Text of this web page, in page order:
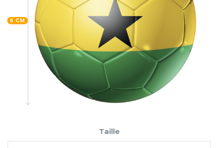
6 CM
Taille